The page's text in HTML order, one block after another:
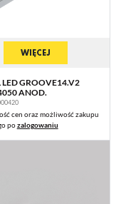
WIĘCEJ
LED GROOVE14.V2
ANOD.
cen oraz możliwość zakupu
pozalogowaniu